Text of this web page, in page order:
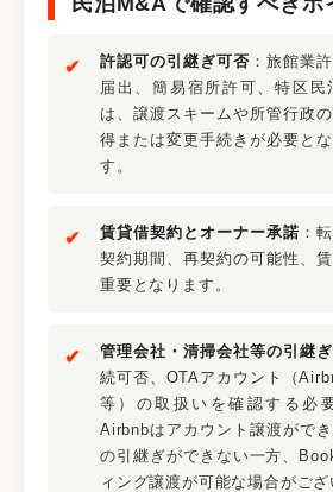
許認可の引継ぎ可否 ：旅館業
届出、簡易宿所許可、特区民
は、譲渡スキームや所管行政
得または変更手続きが必要と
す。
賃貸借契約とオーナー承諾 ：
契約期間、再契約の可能性、
重要となります。
管理会社・清掃会社等の引継ぎ
続可否、OTAアカウント（
等）の取扱いを確認する必
Airbnbはアカウント譲渡がで
の引継ぎができない一方、
ィング譲渡が可能な場合がござ